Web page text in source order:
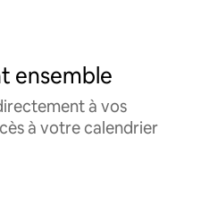
ensemble
à vos
à votre calendrier